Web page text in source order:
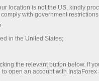
плече до
а
для
location is not the US, kindly
with government
in the United States;
the relevant button below. If
open an account with InstaForex